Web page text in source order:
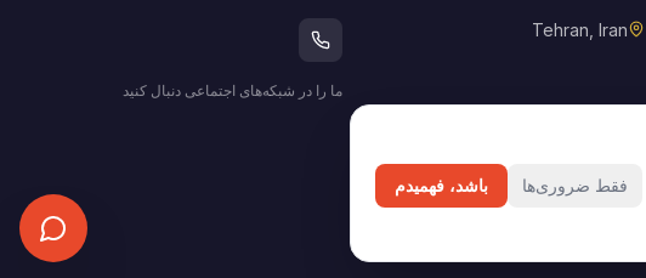
Tehran, Iran
ما را در شبکه‌های اجتماعی دنبال کنید
فقط ضروری‌ها باشد، فهمیدم